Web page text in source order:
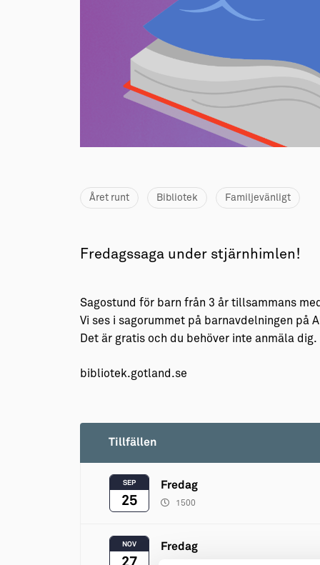
Barn & Familj
Året runt Bibliotek Familjevänligt
Fredagssaga under stjärnhimlen!
Sagostund för barn från 3 år tillsammans
Vi ses i sagorummet på barnavdelningen på
Det är gratis och du behöver inte anmäla dig.
bibliotek.gotland.se
Tillfällen
SEP
25
Fredag
1500
NOV
27
Fredag